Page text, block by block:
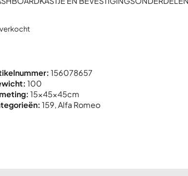
156078657
100
15x45x45cm
159,Alfa Romeo